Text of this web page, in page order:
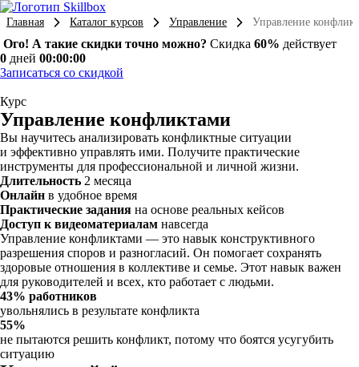
Главная Каталог курсов Управление Управление
Ого! А такие скидки точно можно? Скидка 60% действует
0 дней 00:00:00
Записаться со скидкой
Курс
Управление конфликтами
Вы научитесь анализировать конфликтные ситуации
и эффективно управлять ими. Получите практические
инструменты для профессиональной и личной жизни.
Длительность 2 месяца
Онлайн в удобное время
Практические задания на основе реальных кейсов
Доступ к видеоматериалам навсегда
Управление конфликтами — это навык конструктивного
разрешения споров и разногласий. Он помогает сохранять
здоровые отношения в коллективе и семье. Этот навык важен
для руководителей и всех, кто работает с людьми.
43% работников
увольнялись в результате конфликта
55%
не пытаются решить конфликт, потому что боятся усугубить
ситуацию